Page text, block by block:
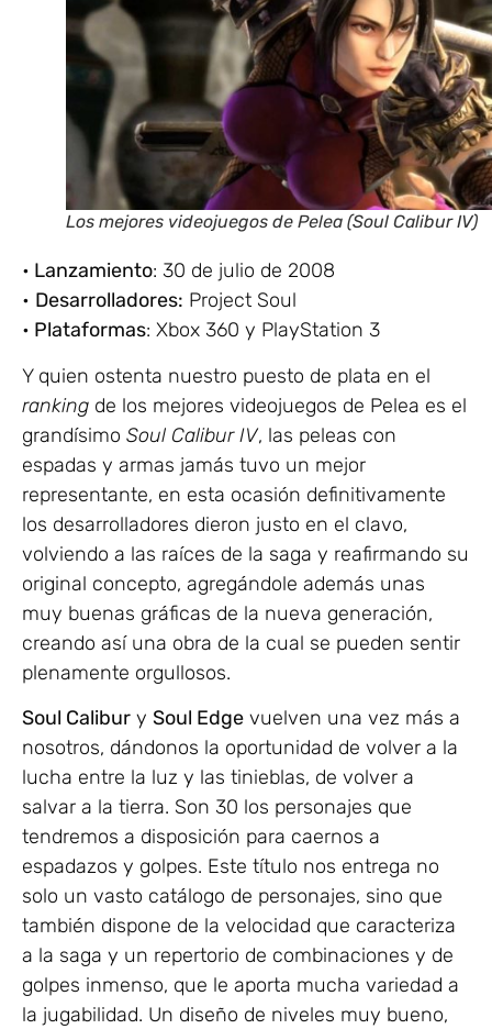
Los mejores videojuegos de Pelea (Soul Calibur IV)
• Lanzamiento: 30 de julio de 2008
• Desarrolladores: Project Soul
• Plataformas: Xbox 360 y PlayStation 3
Y quien ostenta nuestro puesto de plata en el
ranking de los mejores videojuegos de Pelea es el
grandísimo Soul Calibur IV, las peleas con
espadas y armas jamás tuvo un mejor
representante, en esta ocasión definitivamente
los desarrolladores dieron justo en el clavo,
volviendo a las raíces de la saga y reafirmando su
original concepto, agregándole además unas
muy buenas gráficas de la nueva generación,
creando así una obra de la cual se pueden sentir
plenamente orgullosos.
Soul Calibur y Soul Edge vuelven una vez más a
nosotros, dándonos la oportunidad de volver a la
lucha entre la luz y las tinieblas, de volver a
salvar a la tierra. Son 30 los personajes que
tendremos a disposición para caernos a
espadazos y golpes. Este título nos entrega no
solo un vasto catálogo de personajes, sino que
también dispone de la velocidad que caracteriza
a la saga y un repertorio de combinaciones y de
golpes inmenso, que le aporta mucha variedad a
la jugabilidad. Un diseño de niveles muy bueno,